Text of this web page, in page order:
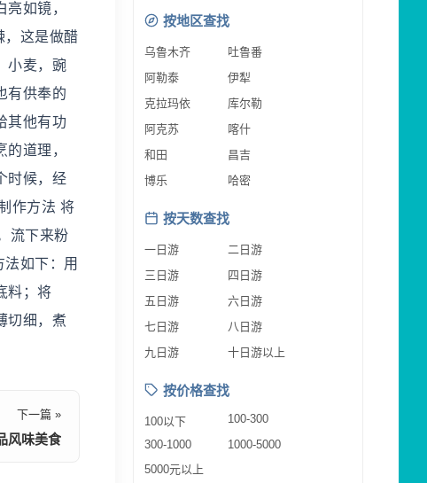
如镜，
，这是做醋
小麦，豌
有供奉的
其他有功
道理，
时候，经
作方法 将
流下来粉
如下：用
料；将
切细，煮
下一篇 »
风味美食
按地区查找
乌鲁木齐
吐鲁番
阿勒泰
伊犁
克拉玛依
库尔勒
阿克苏
喀什
和田
昌吉
博乐
哈密
按天数查找
一日游
二日游
三日游
四日游
五日游
六日游
七日游
八日游
九日游
十日游以上
按价格查找
100以下
100-300
300-1000
1000-5000
5000元以上